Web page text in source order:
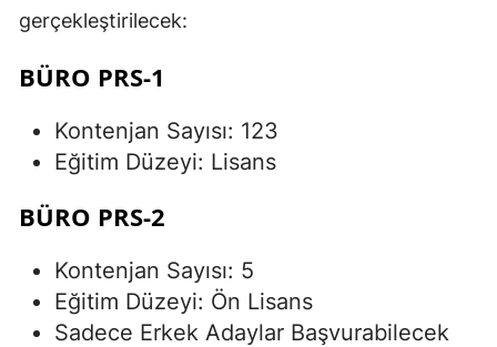
gerçekleştirilecek:
BÜRO PRS-1
Kontenjan Sayısı: 123
Eğitim Düzeyi: Lisans
BÜRO PRS-2
Kontenjan Sayısı: 5
Eğitim Düzeyi: Ön Lisans
Sadece Erkek Adaylar Başvurabilecek